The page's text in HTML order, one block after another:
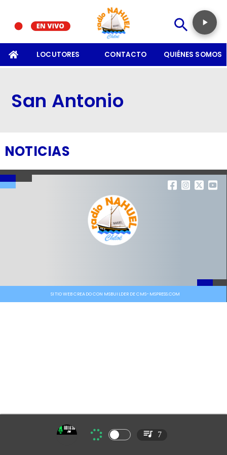
LOCUTORES CONTACTO QUIÉNES SOMOS
San Antonio
NOTICIAS
SITIO WEB CREADO CON MSBUILDER DE CMS-MSPRESS.COM
7